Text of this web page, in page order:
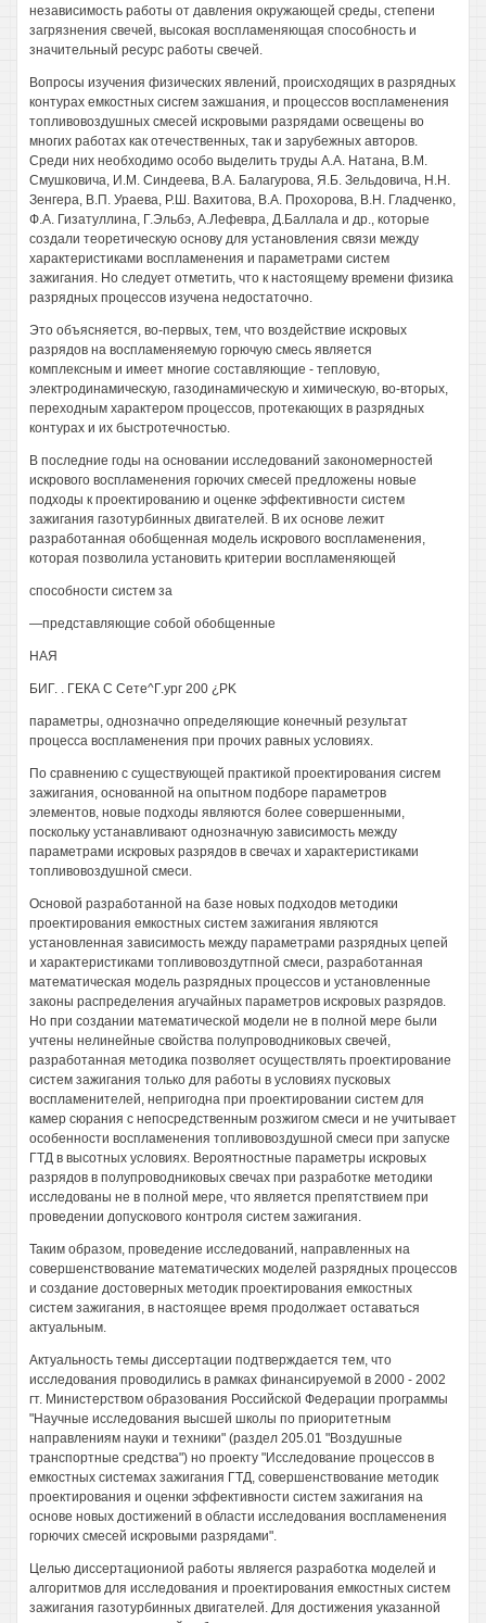
независимость работы от давления окружающей среды, степени
загрязнения свечей, высокая воспламеняющая способность и
значительный ресурс работы свечей.
Вопросы изучения физических явлений, происходящих в разрядных
контурах емкостных сисгем зажшания, и процессов воспламенения
топливовоздушных смесей искровыми разрядами освещены во
многих работах как отечественных, так и зарубежных авторов.
Среди них необходимо особо выделить труды A.A. Натана, В.М.
Смушковича, И.М. Синдеева, В.А. Балагурова, Я.Б. Зельдовича, H.H.
Зенгера, В.П. Ураева, Р.Ш. Вахитова, В.А. Прохорова, В.Н. Гладченко,
Ф.А. Гизатуллина, Г.Эльбэ, А.Лефевра, Д.Баллала и др., которые
создали теоретическую основу для установления связи между
характеристиками воспламенения и параметрами систем
зажигания. Но следует отметить, что к настоящему времени физика
разрядных процессов изучена недостаточно.
Это объясняется, во-первых, тем, что воздействие искровых
разрядов на воспламеняемую горючую смесь является
комплексным и имеет многие составляющие - тепловую,
электродинамическую, газодинамическую и химическую, во-вторых,
переходным характером процессов, протекающих в разрядных
контурах и их быстротечностью.
В последние годы на основании исследований закономерностей
искрового воспламенения горючих смесей предложены новые
подходы к проектированию и оценке эффективности систем
зажигания газотурбинных двигателей. В их основе лежит
разработанная обобщенная модель искрового воспламенения,
которая позволила установить критерии воспламеняющей
способности систем за
—представляющие собой обобщенные
НАЯ
БИГ. . ГЕКА С Сете^Г.ург 200 ¿PK
параметры, однозначно определяющие конечный результат
процесса воспламенения при прочих равных условиях.
По сравнению с существующей практикой проектирования сисгем
зажигания, основанной на опытном подборе параметров
элементов, новые подходы являются более совершенными,
поскольку устанавливают однозначную зависимость между
параметрами искровых разрядов в свечах и характеристиками
топливовоздушной смеси.
Основой разработанной на базе новых подходов методики
проектирования емкостных систем зажигания являются
установленная зависимость между параметрами разрядных цепей
и характеристиками топливовоздутпной смеси, разработанная
математическая модель разрядных процессов и установленные
законы распределения агучайных параметров искровых разрядов.
Но при создании математической модели не в полной мере были
учтены нелинейные свойства полупроводниковых свечей,
разработанная методика позволяет осуществлять проектирование
систем зажигания только для работы в условиях пусковых
воспламенителей, непригодна при проектировании систем для
камер сюрания с непосредственным розжигом смеси и не учитывает
особенности воспламенения топливовоздушной смеси при запуске
ГТД в высотных условиях. Вероятностные параметры искровых
разрядов в полупроводниковых свечах при разработке методики
исследованы не в полной мере, что является препятствием при
проведении допускового контроля систем зажигания.
Таким образом, проведение исследований, направленных на
совершенствование математических моделей разрядных процессов
и создание достоверных методик проектирования емкостных
систем зажигания, в настоящее время продолжает оставаться
актуальным.
Актуальность темы диссертации подтверждается тем, что
исследования проводились в рамках финансируемой в 2000 - 2002
гт. Министерством образования Российской Федерации программы
"Научные исследования высшей школы по приоритетным
направлениям науки и техники" (раздел 205.01 "Воздушные
транспортные средства") но проекту "Исследование процессов в
емкостных системах зажигания ГТД, совершенствование методик
проектирования и оценки эффективности систем зажигания на
основе новых достижений в области исследования воспламенения
горючих смесей искровыми разрядами".
Целью диссертациониой работы являегся разработка моделей и
алгоритмов для исследования и проектирования емкостных систем
зажигания газотурбинных двигателей. Для достижения указанной